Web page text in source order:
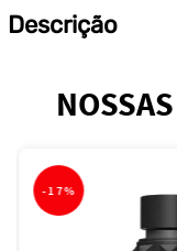
Descrição
-17%